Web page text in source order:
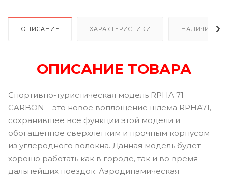
ОПИСАНИЕ ХАРАКТЕРИСТИКИ НАЛИЧИЕ В
ОПИСАНИЕ ТОВАРА
Спортивно-туристическая модель RPHA 71
CARBON – это новое воплощение шлема RPHA71,
сохранившее все функции этой модели и
обогащенное сверхлегким и прочным корпусом
из углеродного волокна. Данная модель будет
хорошо работать как в городе, так и во время
дальнейших поездок. Аэродинамическая